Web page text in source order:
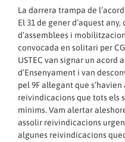
La darrera trampa de
El 31 de gener d’aquest any,
d’assemblees i
convocada en solitari per
USTEC van signar un acord
d’Ensenyament i van
pel 9F al·legant que
reivindicacions que tots els
mínims. Vam alertar
assolir reivindicacions
algunes reivindicacions